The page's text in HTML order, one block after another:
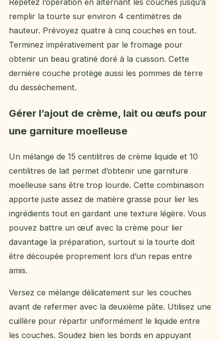
remplir la tourte sur environ 4 centimètres de
hauteur. Prévoyez quatre à cinq couches en tout.
Terminez impérativement par le fromage pour
obtenir un beau gratiné doré à la cuisson. Cette
dernière couche protège aussi les pommes de terre
du dessèchement.
Gérer l’ajout de crème, lait ou œufs pour
une garniture moelleuse
Un mélange de 15 centilitres de crème liquide et 10
centilitres de lait permet d’obtenir une garniture
moelleuse sans être trop lourde. Cette combinaison
apporte juste assez de matière grasse pour lier les
ingrédients tout en gardant une texture légère. Vous
pouvez battre un œuf avec la crème pour lier
davantage la préparation, surtout si la tourte doit
être découpée proprement lors d’un repas entre
amis.
Versez ce mélange délicatement sur les couches
avant de refermer avec la deuxième pâte. Utilisez une
cuillère pour répartir uniformément le liquide entre
les couches. Soudez bien les bords en appuyant